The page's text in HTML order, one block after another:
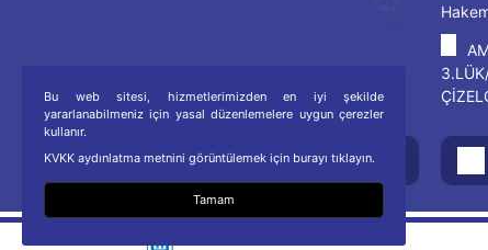
Kullanıcı Sözleşmesi
Bu web sitesi, hizmetlerimizden en iyi şekilde
yararlanabilmeniz için yasal düzenlemelere uygun çerezler
kullanır.
KVKK aydınlatma metnini görüntülemek için burayı tıklayın.
Tamam